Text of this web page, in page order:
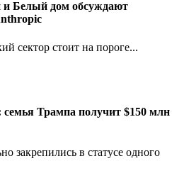
Белый дом обсуждают
сектор стоит на пороге...
Трампа получит $150 млн
закрепились в статусе одного